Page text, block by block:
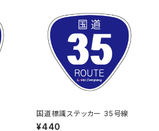
国道標識ステッカー 35号線
¥440